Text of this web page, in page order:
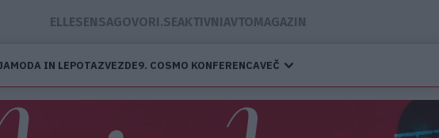
ELLESENSAGOVORI.SEAKTIVNIAVTOMAGAZIN
MODA IN LEPOTAZVEZDE9. COSMO KONFERENCAVEČ